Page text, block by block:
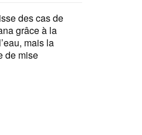
des cas de
grâce à la
mais la
de mise